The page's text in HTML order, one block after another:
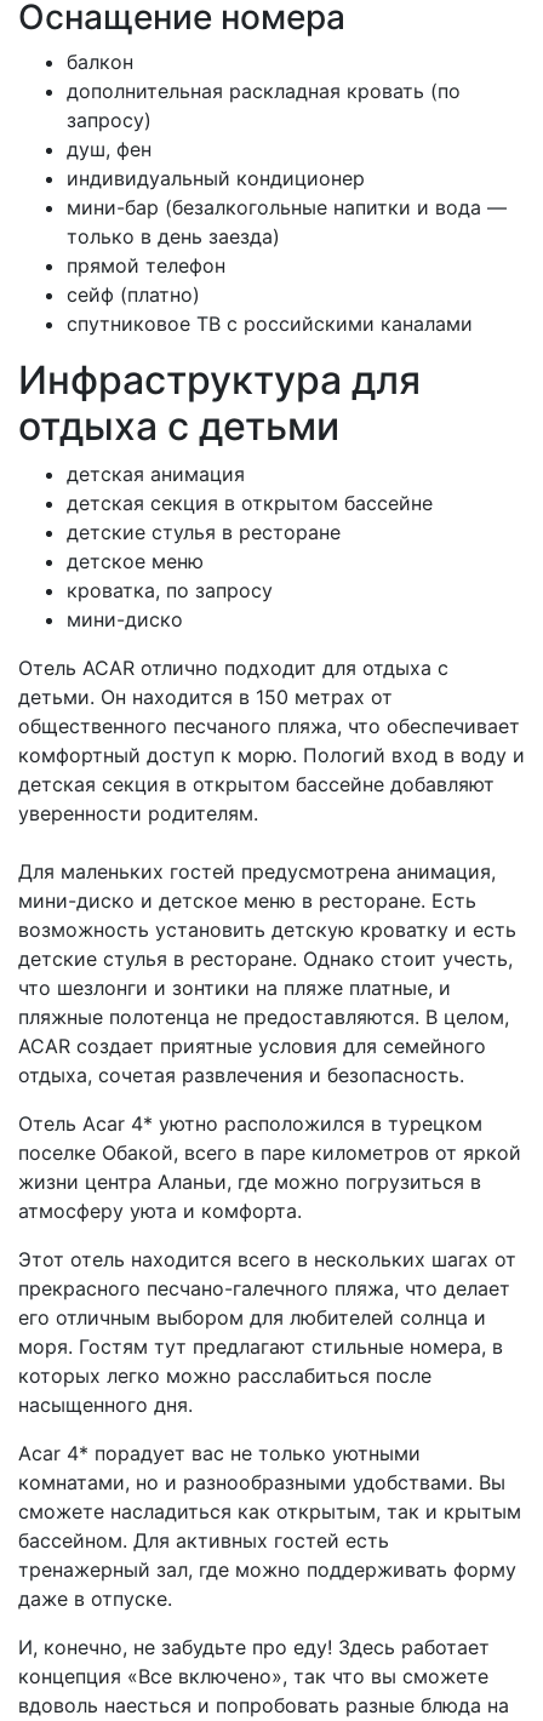
Оснащение номера
балкон
дополнительная раскладная кровать (по
запросу)
душ, фен
индивидуальный кондиционер
мини-бар (безалкогольные напитки и вода —
только в день заезда)
прямой телефон
сейф (платно)
спутниковое ТВ с российскими каналами
Инфраструктура для
отдыха с детьми
детская анимация
детская секция в открытом бассейне
детские стулья в ресторане
детское меню
кроватка, по запросу
мини-диско
Отель ACAR отлично подходит для отдыха с
детьми. Он находится в 150 метрах от
общественного песчаного пляжа, что обеспечивает
комфортный доступ к морю. Пологий вход в воду и
детская секция в открытом бассейне добавляют
уверенности родителям.
Для маленьких гостей предусмотрена анимация,
мини-диско и детское меню в ресторане. Есть
возможность установить детскую кроватку и есть
детские стулья в ресторане. Однако стоит учесть,
что шезлонги и зонтики на пляже платные, и
пляжные полотенца не предоставляются. В целом,
ACAR создает приятные условия для семейного
отдыха, сочетая развлечения и безопасность.
Отель Acar 4* уютно расположился в турецком
поселке Обакой, всего в паре километров от яркой
жизни центра Аланьи, где можно погрузиться в
атмосферу уюта и комфорта.
Этот отель находится всего в нескольких шагах от
прекрасного песчано-галечного пляжа, что делает
его отличным выбором для любителей солнца и
моря. Гостям тут предлагают стильные номера, в
которых легко можно расслабиться после
насыщенного дня.
Acar 4* порадует вас не только уютными
комнатами, но и разнообразными удобствами. Вы
сможете насладиться как открытым, так и крытым
бассейном. Для активных гостей есть
тренажерный зал, где можно поддерживать форму
даже в отпуске.
И, конечно, не забудьте про еду! Здесь работает
концепция «Все включено», так что вы сможете
вдоволь наесться и попробовать разные блюда на